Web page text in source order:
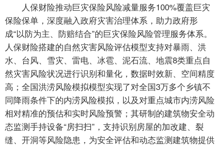
人保财险推动巨灾保险风险减量服务100%覆盖巨灾
保险保单，深度融入政府灾害治理体系，助力政府形
成“以防为主、防赔结合”的巨灾保险风险管理服务体系。
人保财险搭建的自然灾害风险评估模型支持对暴雨、洪
水、台风、雪灾、雷电、冰雹、泥石流、地震8类重点自
然灾害风险状况进行识别和量化，数据时效新、空间精度
高；全国洪涝风险模拟模型实现了对全国3万多个乡镇不
同降雨条件下的内涝风险模拟，以及对重点城市内涝风险
相对精准的预估和实时风险预警；其研制的建筑物安全动
态监测手持设备“房扫扫”，支持识别房屋的加改建、裂
缝、开洞等风险隐患，为安全评估和动态监测建筑物提供